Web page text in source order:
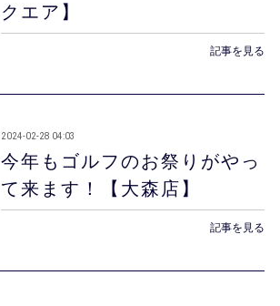
クエア】
記事を見る
今年もゴルフのお祭りがやっ
て来ます！【大森店】
2024-02-28 04:03
記事を見る